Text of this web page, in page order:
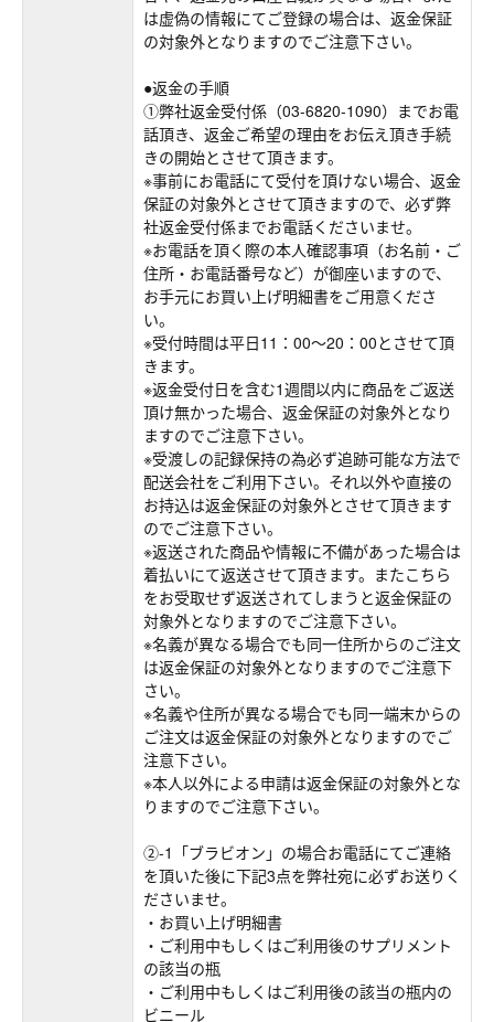
は虚偽の情報にてご登録の場合は、返金保証
の対象外となりますのでご注意下さい。
●返金の手順
①弊社返金受付係（03-6820-1090）までお電
話頂き、返金ご希望の理由をお伝え頂き手続
きの開始とさせて頂きます。
※事前にお電話にて受付を頂けない場合、返金
保証の対象外とさせて頂きますので、必ず弊
社返金受付係までお電話くださいませ。
※お電話を頂く際の本人確認事項（お名前・ご
住所・お電話番号など）が御座いますので、
お手元にお買い上げ明細書をご用意くださ
い。
※受付時間は平日11：00～20：00とさせて頂
きます。
※返金受付日を含む1週間以内に商品をご返送
頂け無かった場合、返金保証の対象外となり
ますのでご注意下さい。
※受渡しの記録保持の為必ず追跡可能な方法で
配送会社をご利用下さい。それ以外や直接の
お持込は返金保証の対象外とさせて頂きます
のでご注意下さい。
※返送された商品や情報に不備があった場合は
着払いにて返送させて頂きます。またこちら
をお受取せず返送されてしまうと返金保証の
対象外となりますのでご注意下さい。
※名義が異なる場合でも同一住所からのご注文
は返金保証の対象外となりますのでご注意下
さい。
※名義や住所が異なる場合でも同一端末からの
ご注文は返金保証の対象外となりますのでご
注意下さい。
※本人以外による申請は返金保証の対象外とな
りますのでご注意下さい。
②-1「ブラビオン」の場合お電話にてご連絡
を頂いた後に下記3点を弊社宛に必ずお送りく
ださいませ。
・お買い上げ明細書
・ご利用中もしくはご利用後のサプリメント
の該当の瓶
・ご利用中もしくはご利用後の該当の瓶内の
ビニール